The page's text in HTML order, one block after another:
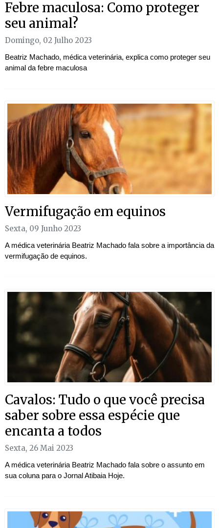
Febre maculosa: Como proteger
seu animal?
Domingo, 02 Julho 2023
Beatriz Machado, médica veterinária, explica como proteger seu
animal da febre maculosa
Vermifugação em equinos
Sexta, 09 Junho 2023
A médica veterinária Beatriz Machado fala sobre a importância da
vermifugação de equinos.
Cavalos: Tudo o que você precisa
saber sobre essa espécie que
encanta a todos
Sexta, 26 Mai 2023
A médica veterinária Beatriz Machado fala sobre o assunto em
sua coluna para o Jornal Atibaia Hoje.